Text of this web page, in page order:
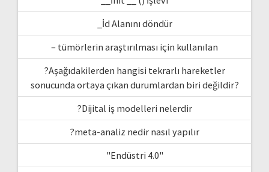
_İd Alanını döndür
– tümörlerin araştırılması için kullanılan
?Aşağıdakilerden hangisi tekrarlı hareketler
sonucunda ortaya çıkan durumlardan biri değildir?
?Dijital iş modelleri nelerdir
?meta-analiz nedir nasıl yapılır
"Endüstri 4.0"